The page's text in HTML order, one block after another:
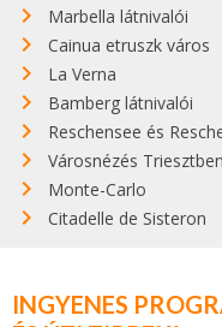
Marbella látnivalói
Cainua etruszk város
La Verna
Bamberg látnivalói
Reschensee és
Városnézés Triesztben
Monte-Carlo
Citadelle de Sisteron
INGYENES